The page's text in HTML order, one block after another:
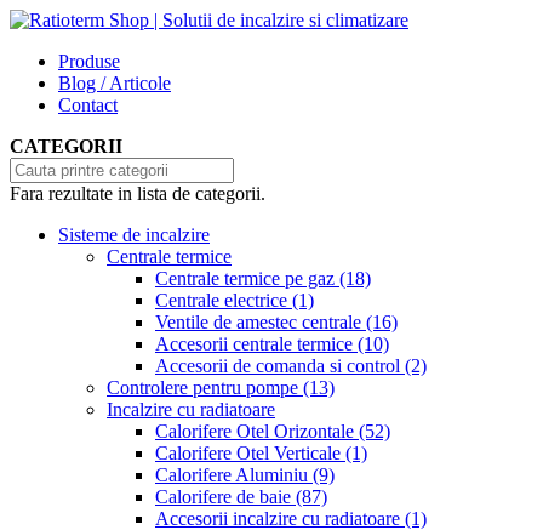
Produse
Blog / Articole
Contact
CATEGORII
Fara rezultate in lista de categorii.
Sisteme de incalzire
Centrale termice
Centrale termice pe gaz (18)
Centrale electrice (1)
Ventile de amestec centrale (16)
Accesorii centrale termice (10)
Accesorii de comanda si control (2)
Controlere pentru pompe (13)
Incalzire cu radiatoare
Calorifere Otel Orizontale (52)
Calorifere Otel Verticale (1)
Calorifere Aluminiu (9)
Calorifere de baie (87)
Accesorii incalzire cu radiatoare (1)